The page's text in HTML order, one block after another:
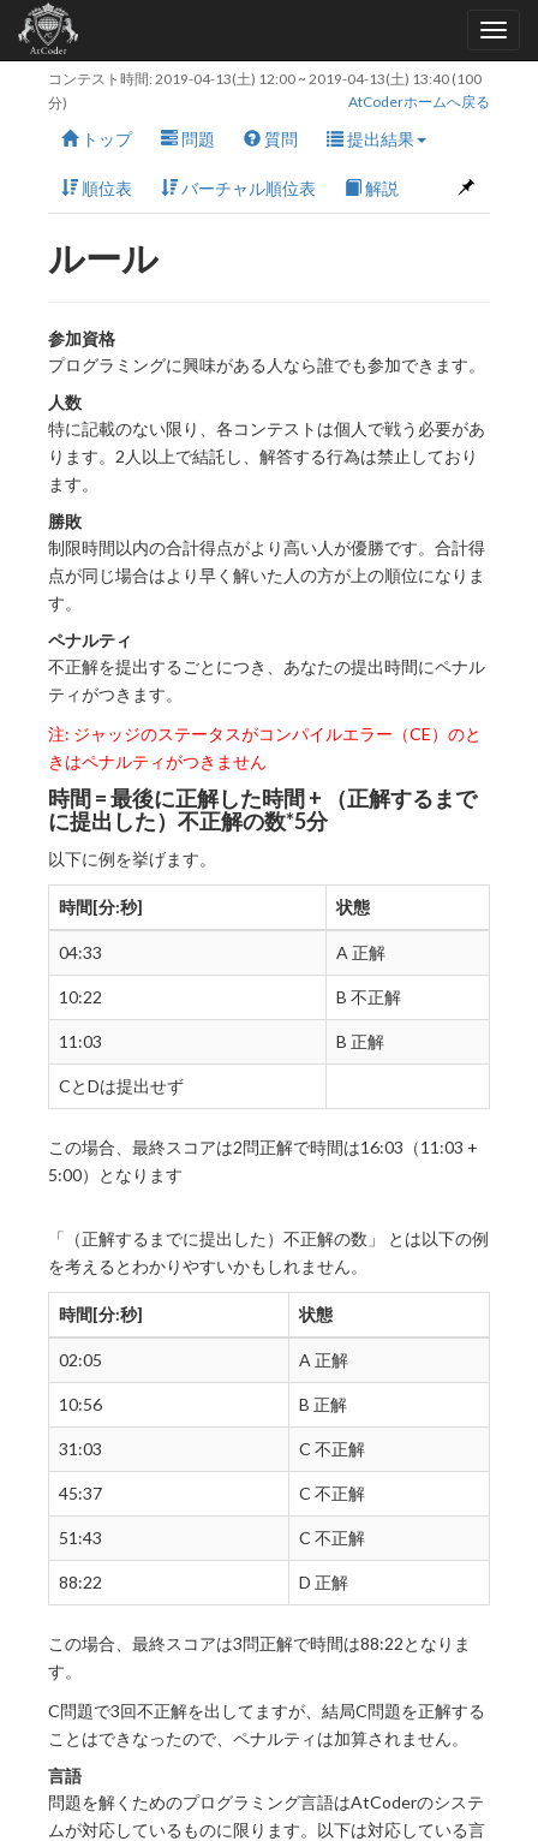
コンテスト時間: 2019-04-13(土) 12:00~ 2019-04-13(土) 13:40 (100
分)
AtCoderホームへ戻る
トップ 問題 質問 提出結果
順位表 バーチャル順位表 解説
ルール
参加資格
プログラミングに興味がある人なら誰でも参加できます。
人数
特に記載のない限り、各コンテストは個人で戦う必要があ
ります。2人以上で結託し、解答する行為は禁止しており
ます。
勝敗
制限時間以内の合計得点がより高い人が優勝です。合計得
点が同じ場合はより早く解いた人の方が上の順位になりま
す。
ペナルティ
不正解を提出するごとにつき、あなたの提出時間にペナル
ティがつきます。
注: ジャッジのステータスがコンパイルエラー（CE）のと
きはペナルティがつきません
時間 = 最後に正解した時間 + （正解するまで
に提出した）不正解の数*5分
以下に例を挙げます。
時間[分:秒] 状態
04:33 A 正解
10:22 B 不正解
11:03 B 正解
CとDは提出せず
この場合、最終スコアは2問正解で時間は16:03（11:03 +
5:00）となります
「（正解するまでに提出した）不正解の数」 とは以下の例
を考えるとわかりやすいかもしれません。
時間[分:秒] 状態
02:05 A 正解
10:56 B 正解
31:03 C 不正解
45:37 C 不正解
51:43 C 不正解
88:22 D 正解
この場合、最終スコアは3問正解で時間は88:22となりま
す。
C問題で3回不正解を出してますが、結局C問題を正解する
ことはできなったので、ペナルティは加算されません。
言語
問題を解くためのプログラミング言語はAtCoderのシステ
ムが対応しているものに限ります。以下は対応している言